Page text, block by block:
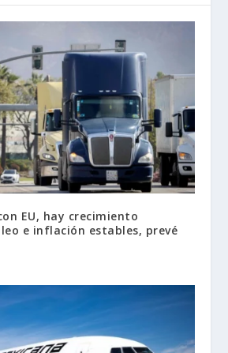
EU, hay crecimiento
e inflación estables, prevé